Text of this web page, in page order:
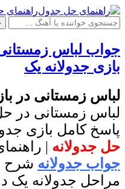
جواب لباس
بازی جدولانه یک
لباس زمستانی در
لباس زمستانی در
پاسخ کامل بازی
حل جدولانه | راهنمای
جواب جدولانه شرح
مراحل جدولانه یک